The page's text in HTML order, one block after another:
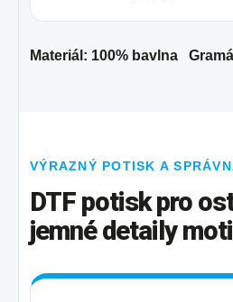
Materiál: 100% bavlna
VÝRAZNÝ POTISK A
DTF potisk pro
jemné detaily